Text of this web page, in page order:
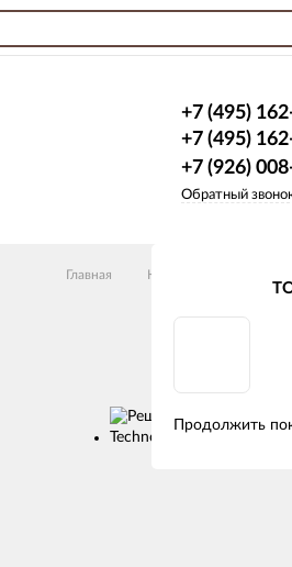
+7 (495)
+7 (495)
+7 (926)
Обратный
Главная Конвекторы отопления
товаров
Продолжить